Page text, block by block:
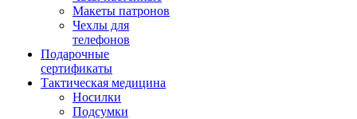
Макеты патронов
Чехлы для
телефонов
Подарочные
сертификаты
Тактическая медицина
Носилки
Подсумки